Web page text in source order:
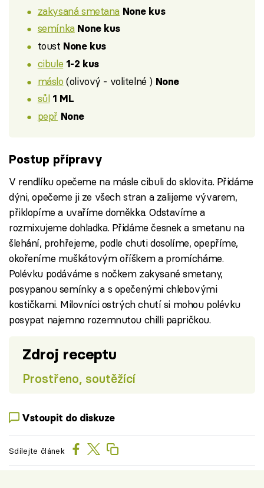
zakysaná smetana None kus
semínka None kus
toust None kus
cibule 1-2 kus
máslo (olivový - volitelné ) None
sůl 1 ML
pepř None
Postup přípravy
V rendlíku opečeme na másle cibuli do sklovita. Přidáme
dýni, opečeme ji ze všech stran a zalijeme vývarem,
přiklopíme a uvaříme doměkka. Odstavíme a
rozmixujeme dohladka. Přidáme česnek a smetanu na
šlehání, prohřejeme, podle chuti dosolíme, opepříme,
okořeníme muškátovým oříškem a promícháme.
Polévku podáváme s nočkem zakysané smetany,
posypanou semínky a s opečenými chlebovými
kostičkami. Milovníci ostrých chutí si mohou polévku
posypat najemno rozemnutou chilli papričkou.
Zdroj receptu
Prostřeno, soutěžící
Vstoupit do diskuze
Sdílejte článek